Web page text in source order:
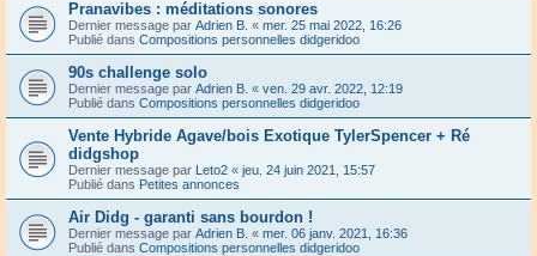
Pranavibes : méditations sonores
Dernier message par Adrien B. « mer. 25 mai 2022, 16:26
Publié dans Compositions personnelles didgeridoo
90s challenge solo
Dernier message par Adrien B. « ven. 29 avr. 2022, 12:19
Publié dans Compositions personnelles didgeridoo
Vente Hybride Agave/bois Exotique TylerSpencer + Ré
didgshop
Dernier message par Leto2 « jeu. 24 juin 2021, 15:57
Publié dans Petites annonces
Air Didg - garanti sans bourdon !
Dernier message par Adrien B. « mer. 06 janv. 2021, 16:36
Publié dans Compositions personnelles didgeridoo